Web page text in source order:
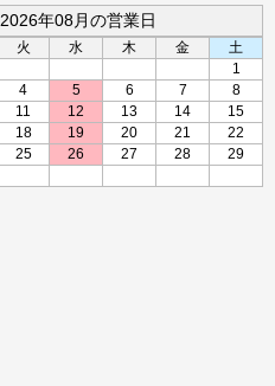
2026年08月の営業日
火 水 木 金
土
1
4 5 6 7
8
11 12 13 14
15
18 19 20 21
22
25 26 27 28
29